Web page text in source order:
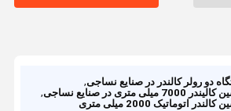
دو رولر کالندر در صنایع نساجی,
7000 میلی متری در صنایع نساجی
,
اتوماتیک 2000 میلی متری